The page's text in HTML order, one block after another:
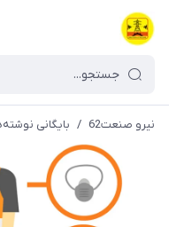
نیرو صنعت62 / بایگانی